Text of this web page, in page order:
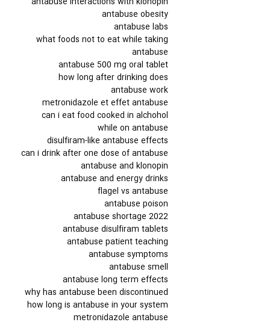
antabuse obesity
antabuse labs
what foods not to eat while taking
antabuse
antabuse 500 mg oral tablet
how long after drinking does
antabuse work
metronidazole et effet antabuse
can i eat food cooked in alchohol
while on antabuse
disulfiram-like antabuse effects
can i drink after one dose of antabuse
antabuse and klonopin
antabuse and energy drinks
flagel vs antabuse
antabuse poison
antabuse shortage 2022
antabuse disulfiram tablets
antabuse patient teaching
antabuse symptoms
antabuse smell
antabuse long term effects
why has antabuse been discontinued
how long is antabuse in your system
metronidazole antabuse